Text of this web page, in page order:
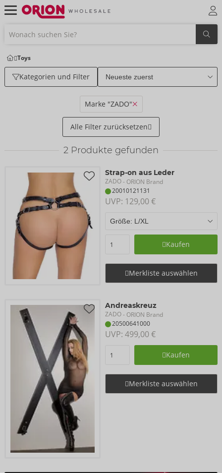
Toys
Kategorien und Filter
Marke "ZADO"
Alle Filter zurücksetzen
2 Produkte gefunden
Strap-on aus Leder
ZADO- ORION Brand
20010121131
UVP: 129,00 €
Kaufen
Merkliste auswählen
Andreaskreuz
ZADO- ORION Brand
20500641000
UVP: 499,00 €
Kaufen
Merkliste auswählen